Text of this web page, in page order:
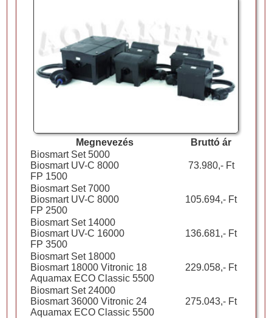
Megnevezés
Bruttó ár
Biosmart Set 5000
Biosmart UV-C 8000
FP 1500
73.980,- Ft
Biosmart Set 7000
Biosmart UV-C 8000
FP 2500
105.694,- Ft
Biosmart Set 14000
Biosmart UV-C 16000
FP 3500
136.681,- Ft
Biosmart Set 18000
Biosmart 18000 Vitronic 18
Aquamax ECO Classic 5500
229.058,- Ft
Biosmart Set 24000
Biosmart 36000 Vitronic 24
Aquamax ECO Classic 5500
275.043,- Ft